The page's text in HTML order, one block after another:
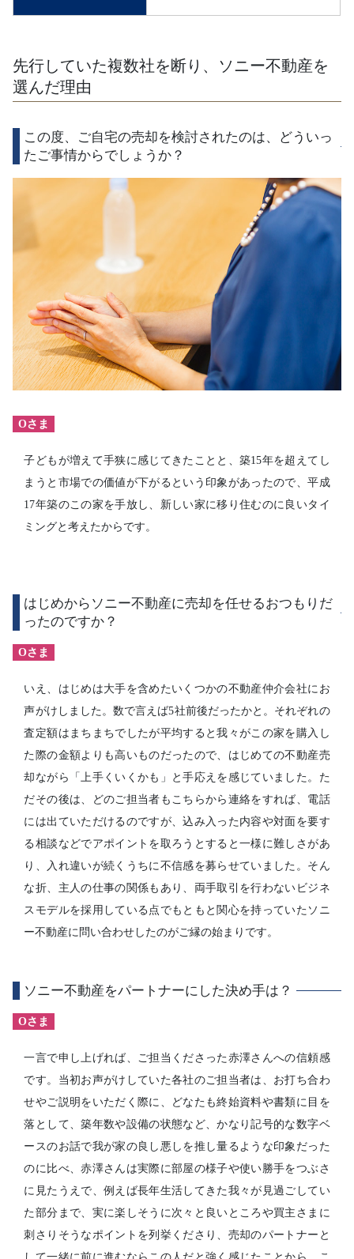
先行していた複数社を断り、ソニー不動産を
選んだ理由
この度、ご自宅の売却を検討されたのは、どういっ
たご事情からでしょうか？
Oさま
子どもが増えて手狭に感じてきたことと、築15年を超えてし
まうと市場での価値が下がるという印象があったので、平成
17年築のこの家を手放し、新しい家に移り住むのに良いタイ
ミングと考えたからです。
はじめからソニー不動産に売却を任せるおつもりだ
ったのですか？
Oさま
いえ、はじめは大手を含めたいくつかの不動産仲介会社にお
声がけしました。数で言えば5社前後だったかと。それぞれの
査定額はまちまちでしたが平均すると我々がこの家を購入し
た際の金額よりも高いものだったので、はじめての不動産売
却ながら「上手くいくかも」と手応えを感じていました。た
だその後は、どのご担当者もこちらから連絡をすれば、電話
には出ていただけるのですが、込み入った内容や対面を要す
る相談などでアポイントを取ろうとすると一様に難しさがあ
り、入れ違いが続くうちに不信感を募らせていました。そん
な折、主人の仕事の関係もあり、両手取引を行わないビジネ
スモデルを採用している点でもともと関心を持っていたソニ
ー不動産に問い合わせしたのがご縁の始まりです。
ソニー不動産をパートナーにした決め手は？
Oさま
一言で申し上げれば、ご担当くださった赤澤さんへの信頼感
です。当初お声がけしていた各社のご担当者は、お打ち合わ
せやご説明をいただく際に、どなたも終始資料や書類に目を
落として、築年数や設備の状態など、かなり記号的な数字ベ
ースのお話で我が家の良し悪しを推し量るような印象だった
のに比べ、赤澤さんは実際に部屋の様子や使い勝手をつぶさ
に見たうえで、例えば長年生活してきた我々が見過ごしてい
た部分まで、実に楽しそうに次々と良いところや買主さまに
刺さりそうなポイントを列挙くださり、売却のパートナーと